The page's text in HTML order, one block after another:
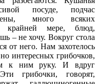
посуде, подчас
много всяких
крайней мере, блюд,
– не хочу. Вокруг стола
от него. Нам захотелось
интересных грибочков,
к ним руку. И вдруг
грибочки, говорят,